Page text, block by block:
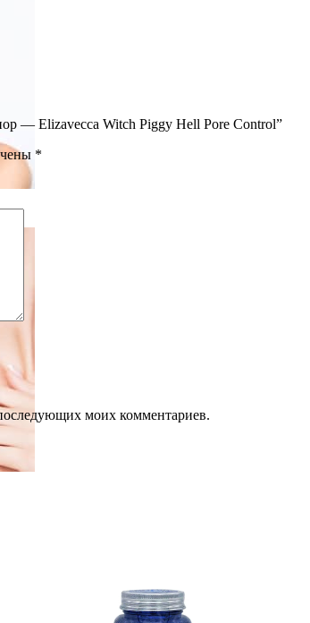
— Elizavecca Witch Piggy Hell Pore Control”
*
моих комментариев.